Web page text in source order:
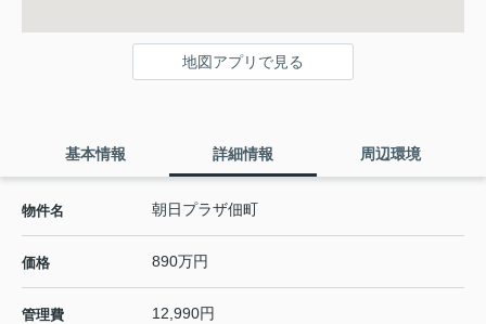
地図アプリで見る
基本情報 詳細情報 周辺環境
物件名 朝日プラザ佃町
価格 890万円
管理費 12,990円